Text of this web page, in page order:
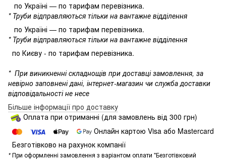
по Україні — по тарифам перевізника.
* Труби відправляються тільки на вантажне відділення
по Україні — по тарифам перевізника.
* Труби відправляються тільки на вантажне відділення
по Києву - по тарифам перевізника.
*При виникненні складнощів при доставці замовлення, за
невірно заповнені дані, інтернет-магазин чи служба доставки
відповідальності не несе
Більше інформації про доставку
Оплата при отриманні (для замовлень від 300 грн)
Онлайн картою Visa або Mastercard
Безготівково на рахунок компанії
*При оформленні замовлення з варіантом оплати "Безготівковий